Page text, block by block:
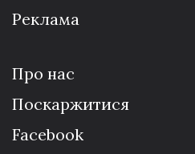
Реклама
Про нас
Поскаржитися
Facebook